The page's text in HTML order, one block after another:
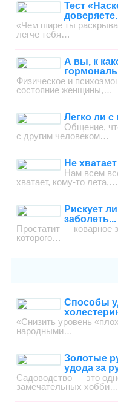
Тест
«Чем шире ты
легче тебя…
А вы, к
Физическое и
состояние женщины,…
Легко ли с
Общение,
с другим человеком…
Не
Нам всем
хватает, кому-то лета,…
Рискует
заболеть...
Простатит — коварное
которого…
Способы
«Снизить уровень
народными…
Золотые
удода за
Садоводство — это
замечательных